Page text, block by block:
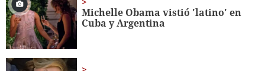
Michelle Obama vistió 'latino' en
Cuba y Argentina